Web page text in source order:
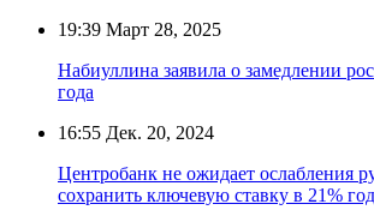
19:39 Март 28, 2025
Набиуллина заявила о замедлении
года
16:55 Дек. 20, 2024
Центробанк не ожидает ослабления
сохранить ключевую ставку в 21%